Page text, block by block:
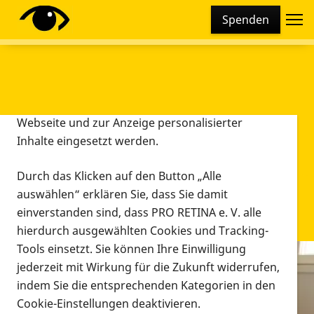
Spenden
Infomaterial
Infomaterial
Diese Webseite setzt verschiedene Cookies und
Tracking-Tools ein. Dies beinhaltet Cookies und
Webseite und zur Anzeige personalisierter
Inhalte eingesetzt werden.
Durch das Klicken auf den Button „Alle
auswählen“ erklären Sie, dass Sie damit
einverstanden sind, dass PRO RETINA e. V. alle
hierdurch ausgewählten Cookies und Tracking-
Tools einsetzt. Sie können Ihre Einwilligung
jederzeit mit Wirkung für die Zukunft widerrufen,
indem Sie die entsprechenden Kategorien in den
Cookie-Einstellungen deaktivieren.